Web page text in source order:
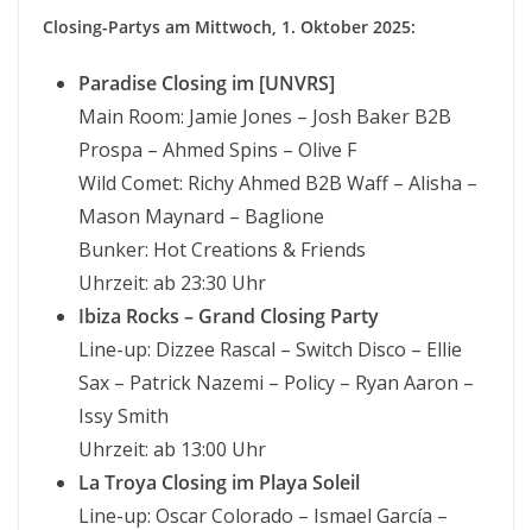
Closing-Partys am Mittwoch, 1. Oktober 2025:
Paradise Closing im [UNVRS]
Main Room: Jamie Jones – Josh Baker B2B
Prospa – Ahmed Spins – Olive F
Wild Comet: Richy Ahmed B2B Waff – Alisha –
Mason Maynard – Baglione
Bunker: Hot Creations & Friends
Uhrzeit: ab 23:30 Uhr
Ibiza Rocks – Grand Closing Party
Line-up: Dizzee Rascal – Switch Disco – Ellie
Sax – Patrick Nazemi – Policy – Ryan Aaron –
Issy Smith
Uhrzeit: ab 13:00 Uhr
La Troya Closing im Playa Soleil
Line-up: Oscar Colorado – Ismael García –